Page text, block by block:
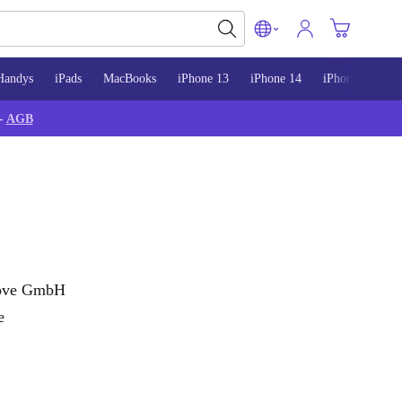
iPads MacBooks iPhone 13 iPhone 14 iPhone 15
AGB
GmbH